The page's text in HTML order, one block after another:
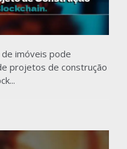
imóveis pode
projetos de construção